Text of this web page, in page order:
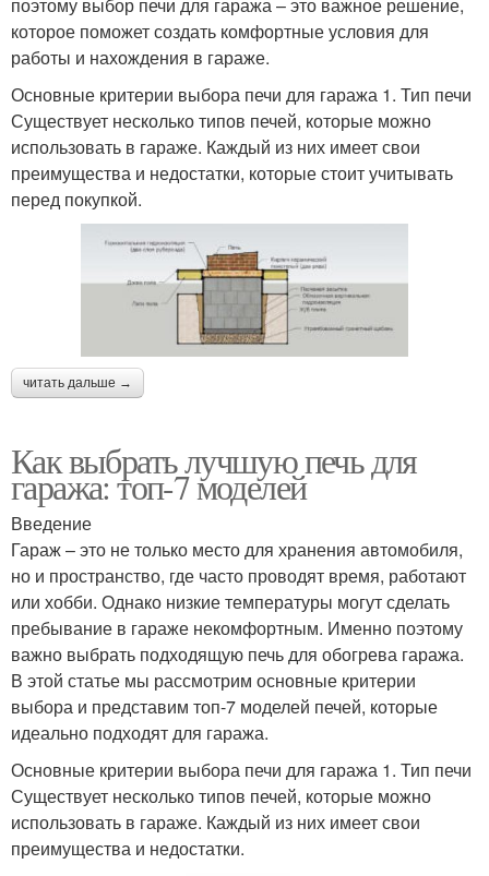
которое поможет создать комфортные условия для
работы и нахождения в гараже.
Основные критерии выбора печи для гаража 1. Тип печи
Существует несколько типов печей, которые можно
использовать в гараже. Каждый из них имеет свои
преимущества и недостатки, которые стоит учитывать
перед покупкой.
читать дальше →
Как выбрать лучшую печь для
гаража: топ-7 моделей
Введение
Гараж – это не только место для хранения автомобиля,
но и пространство, где часто проводят время, работают
или хобби. Однако низкие температуры могут сделать
пребывание в гараже некомфортным. Именно поэтому
важно выбрать подходящую печь для обогрева гаража.
В этой статье мы рассмотрим основные критерии
выбора и представим топ-7 моделей печей, которые
идеально подходят для гаража.
Основные критерии выбора печи для гаража 1. Тип печи
Существует несколько типов печей, которые можно
использовать в гараже. Каждый из них имеет свои
преимущества и недостатки.